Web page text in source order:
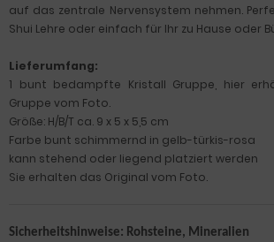
auf das zentrale Nervensystem nehmen.
Shui Lehre oder einfach für Ihr zu Hause oder
Lieferumfang:
1 bunt bedampfte Kristall Gruppe, hier
Gruppe vom Foto.
Größe: H/B/T ca. 9 x 5 x 5,5 cm
Farbe bunt schimmernd in gelb-türkis-rosa
kann stehend oder liegend platziert werden
Sie erhalten das Original vom Foto.
Sicherheitshinweise: Rohsteine, Mineralien